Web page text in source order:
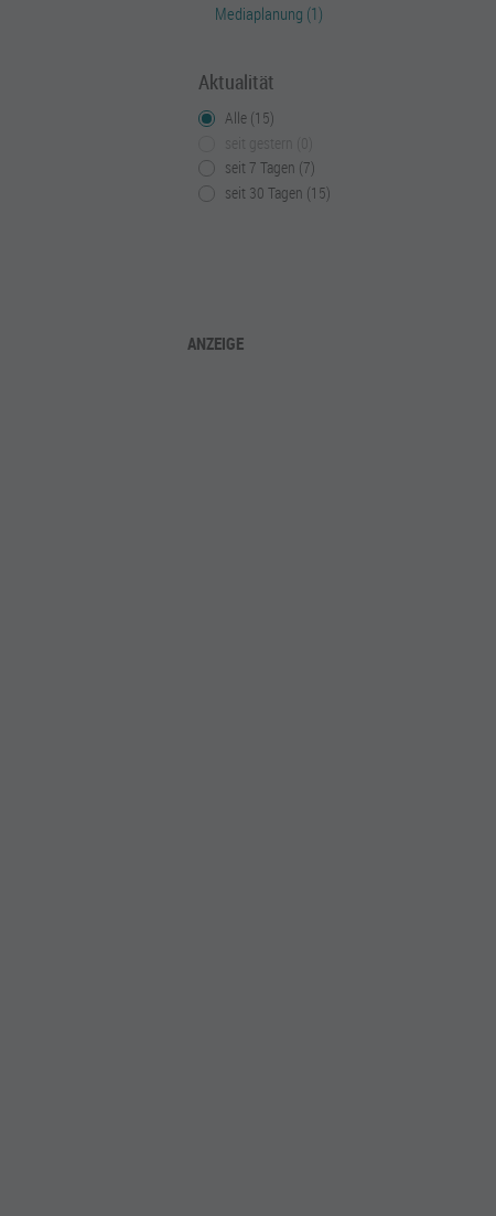
Mediaplanung (1)
Aktualität
Alle (15)
seit 7 Tagen (7)
seit 30 Tagen (15)
ANZEIGE